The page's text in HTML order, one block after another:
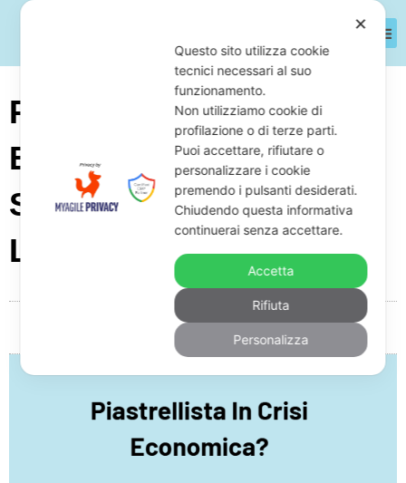
Piastrellista In Crisi
Economica: Come
Salvarsi Dai Debiti
Legalmente
Giuseppe Monardo 05:11
✕
Questo sito utilizza cookie
tecnici necessari al suo
funzionamento.
Non utilizziamo cookie di
profilazione o di terze parti.
Puoi accettare, rifiutare o
personalizzare i cookie
premendo i pulsanti desiderati.
Chiudendo questa informativa
continuerai senza accettare.
Accetta
Rifiuta
Personalizza